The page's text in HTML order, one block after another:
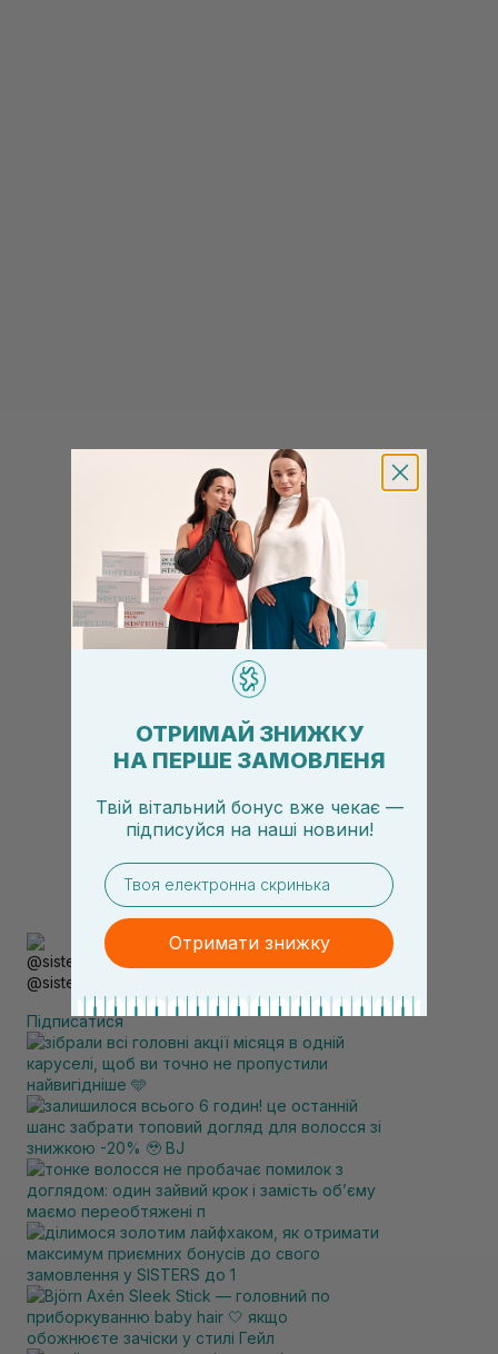
@sisters_stelmakh в Instagram
Підписатися
ОТРИМАЙ ЗНИЖКУ
НА ПЕРШЕ ЗАМОВЛЕНЯ
Твій вітальний бонус вже чекає —
підписуйся на наші новини!
email
Отримати знижку